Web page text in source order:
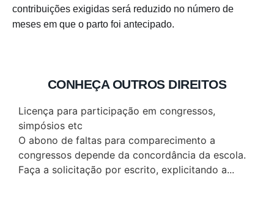
contribuições exigidas será reduzido no número de
meses em que o parto foi antecipado.
CONHEÇA OUTROS DIREITOS
Licença para participação em congressos,
simpósios etc
O abono de faltas para comparecimento a
congressos depende da concordância da escola.
Faça a solicitação por escrito, explicitando a...